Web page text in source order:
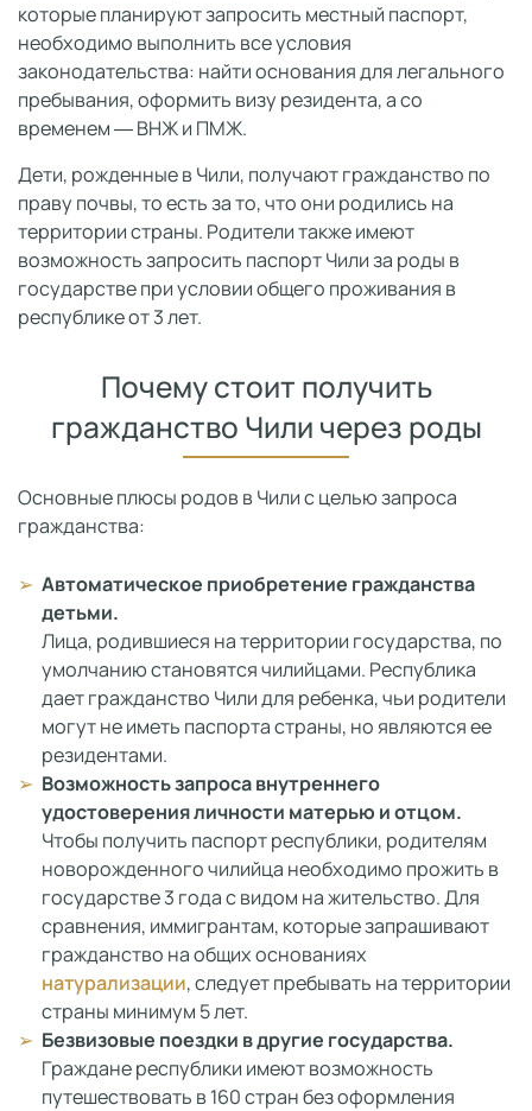
которые планируют запросить местный паспорт,
необходимо выполнить все условия
законодательства: найти основания для легального
пребывания, оформить визу резидента, а со
временем ― ВНЖ и ПМЖ.
Дети, рожденные в Чили, получают гражданство по
праву почвы, то есть за то, что они родились на
территории страны. Родители также имеют
возможность запросить паспорт Чили за роды в
государстве при условии общего проживания в
республике от 3 лет.
Почему стоит получить
гражданство Чили через роды
Основные плюсы родов в Чили с целью запроса
гражданства:
Автоматическое приобретение гражданства
детьми.
Лица, родившиеся на территории государства, по
умолчанию становятся чилийцами. Республика
дает гражданство Чили для ребенка, чьи родители
могут не иметь паспорта страны, но являются ее
резидентами.
Возможность запроса внутреннего
удостоверения личности матерью и отцом.
Чтобы получить паспорт республики, родителям
новорожденного чилийца необходимо прожить в
государстве 3 года с видом на жительство. Для
сравнения, иммигрантам, которые запрашивают
гражданство на общих основаниях
натурализации, следует пребывать на территории
страны минимум 5 лет.
Безвизовые поездки в другие государства.
Граждане республики имеют возможность
путешествовать в 160 стран без оформления